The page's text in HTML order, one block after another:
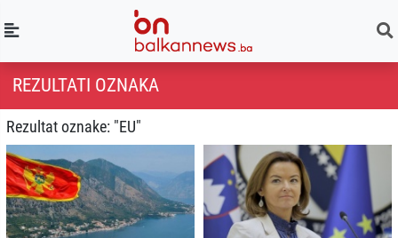
REZULTATI OZNAKA
Rezultat oznake: "EU"